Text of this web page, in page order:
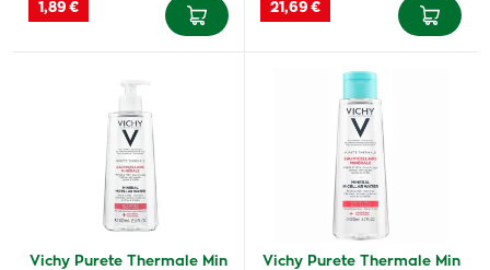
1,89 € 21,69 €
Vichy Purete Thermale Min
Vichy Purete Thermale Min